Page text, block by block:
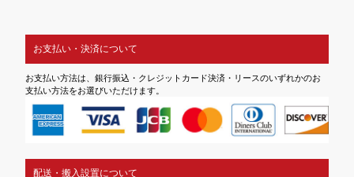
お支払い・決済について
お支払い方法は、銀行振込・クレジットカード決済・リースのいずれかのお
支払い方法をお選びいただけます。
配送・搬入設置について